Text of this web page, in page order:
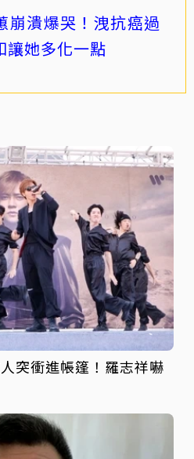
崩潰爆哭！洩抗癌過
讓她多化一點
突衝進帳篷！羅志祥嚇